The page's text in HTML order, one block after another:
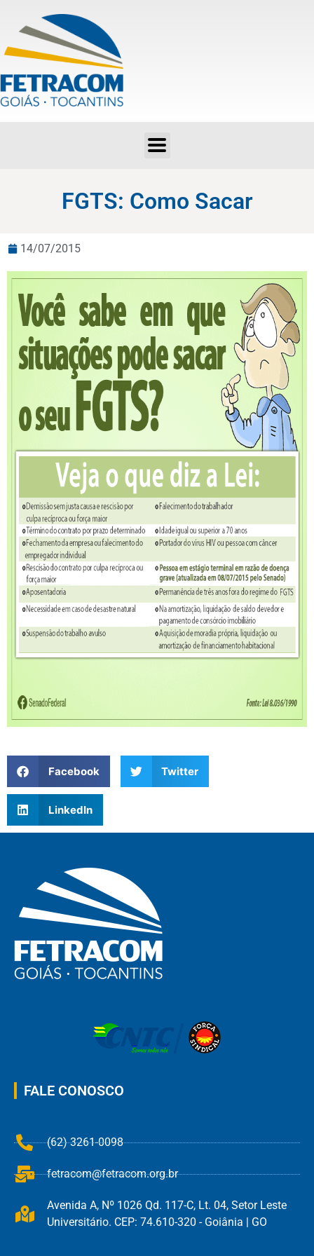
FGTS: Como Sacar
14/07/2015
Facebook Twitter
LinkedIn
FALE CONOSCO
(62) 3261-0098
fetracom@fetracom.org.br
Avenida A, Nº 1026 Qd. 117-C, Lt. 04, Setor Leste
Universitário. CEP: 74.610-320 - Goiânia | GO